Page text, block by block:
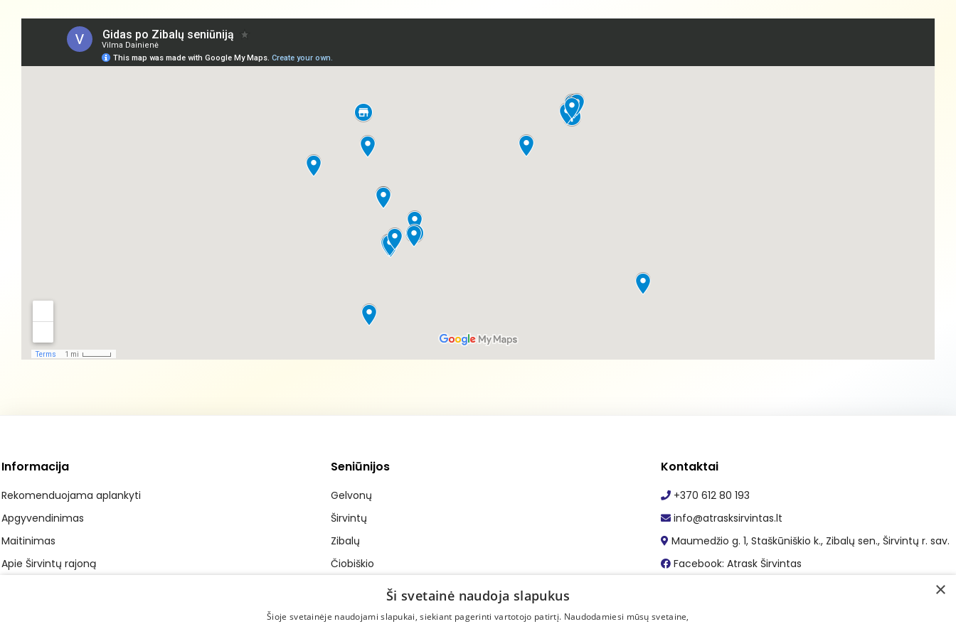
Informacija
Rekomenduojama aplankyti
Apgyvendinimas
Maitinimas
Apie Širvintų rajoną
Seniūnijos
Gelvonų
Širvintų
Zibalų
Čiobiškio
Kontaktai
+370 612 80 193
info@atrasksirvintas.lt
Maumedžio g. 1, Staškūniškio k., Zibalų sen., Širvintų r. sav.
Facebook: Atrask Širvintas
×
Ši svetainė naudoja slapukus
Šioje svetainėje naudojami slapukai, siekiant pagerinti vartotojo patirtį. Naudodamiesi mūsų svetaine,